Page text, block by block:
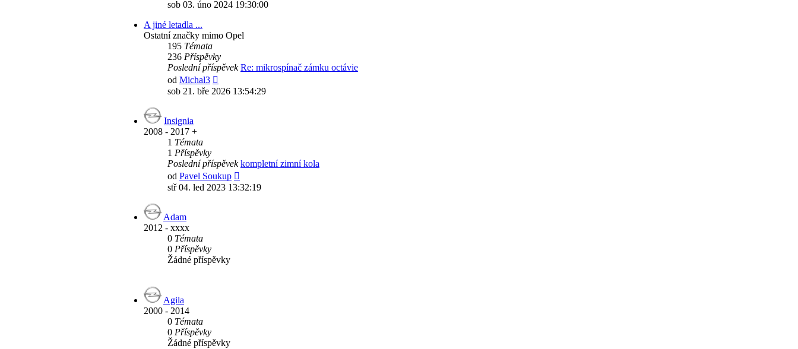
sob 03. úno 2024 19:30:00
A jiné letadla ...
Ostatní značky mimo Opel
195 Témata
236 Příspěvky
Poslední příspěvek Re: mikrospínač zámku octávie
od Michal3
poslední
sob 21. bře 2026 13:54:29
Insignia
2008 - 2017 +
1 Témata
1 Příspěvky
Poslední příspěvek kompletní zimní kola
od Pavel Soukup
poslední
stř 04. led 2023 13:32:19
Adam
2012 - xxxx
0 Témata
0 Příspěvky
Žádné příspěvky
Agila
2000 - 2014
0 Témata
0 Příspěvky
Žádné příspěvky